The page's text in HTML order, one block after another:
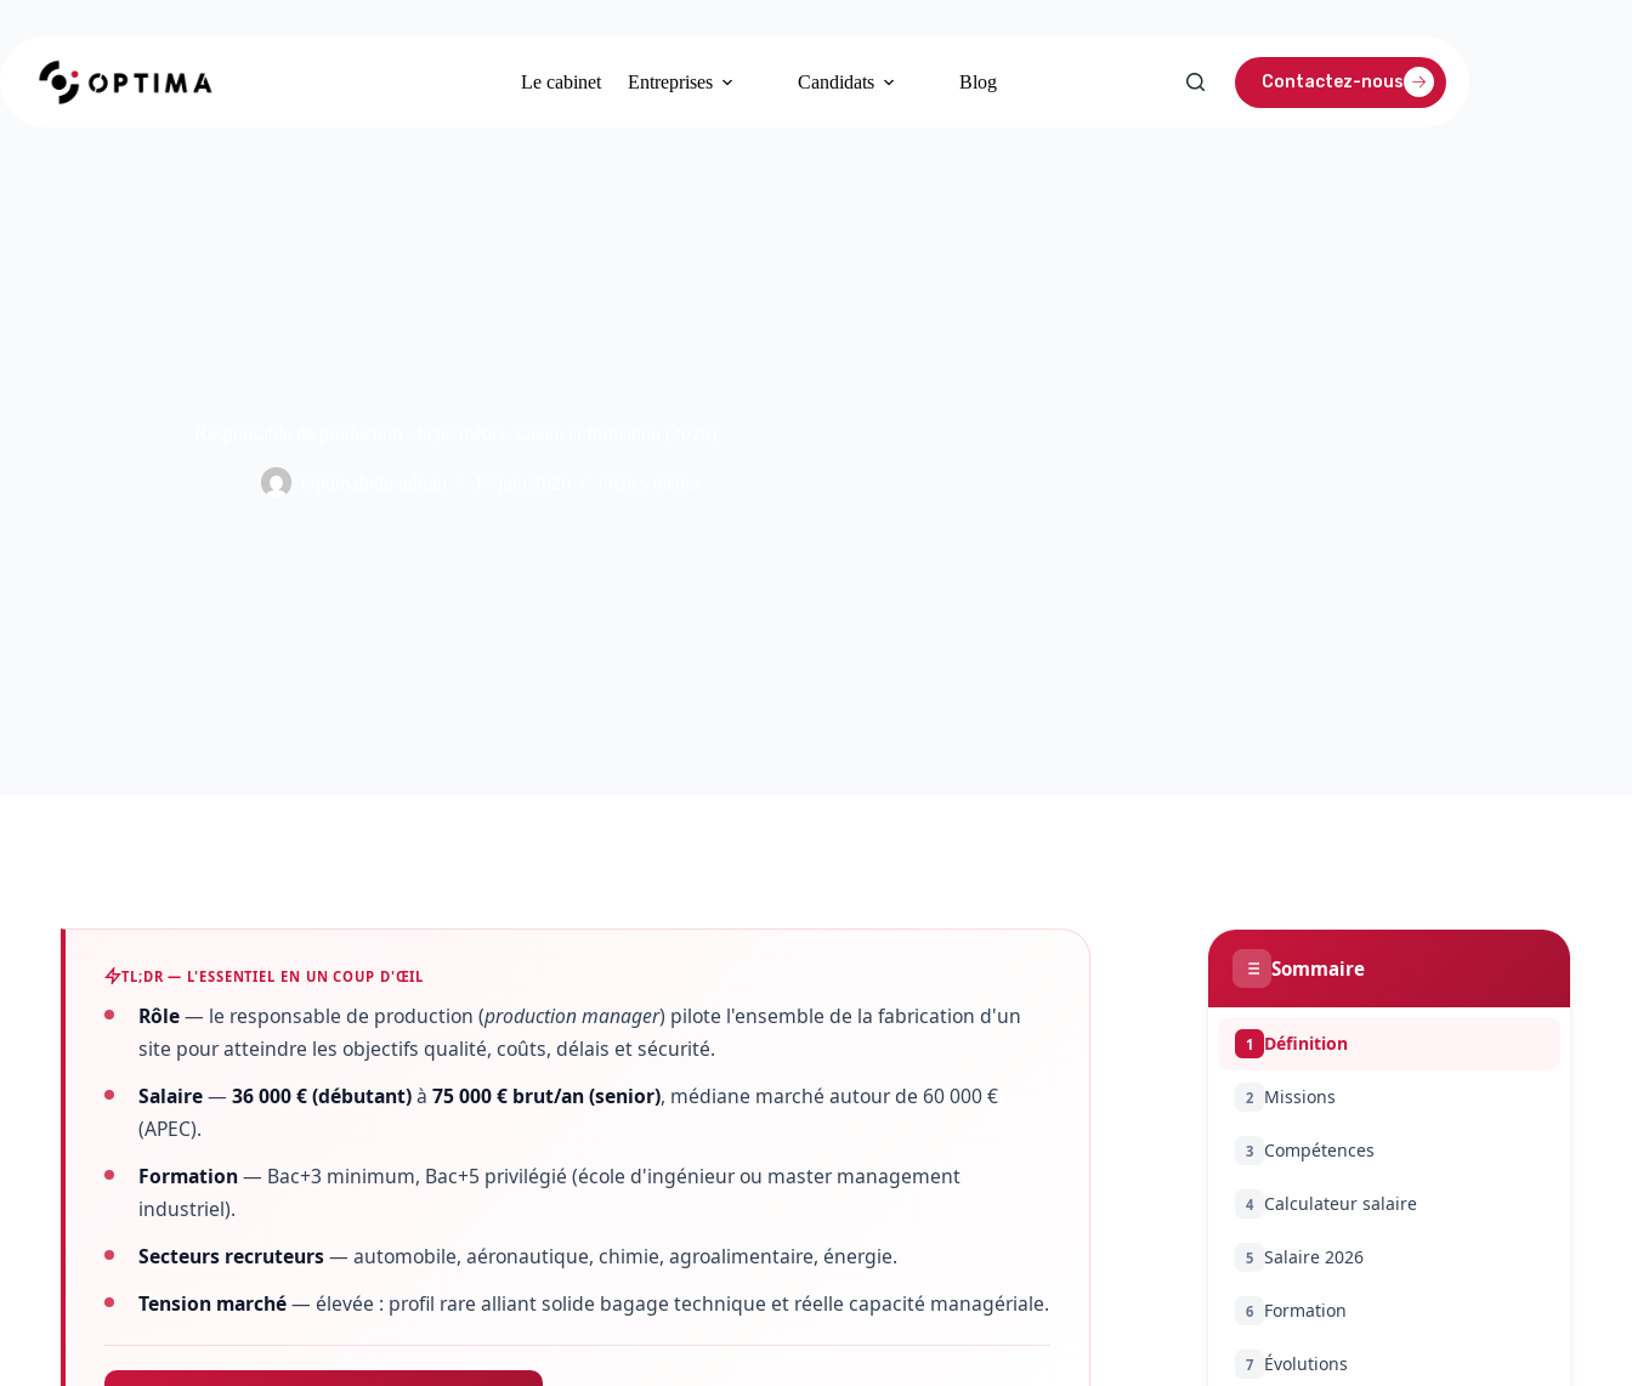
Le cabinet Entreprises Candidats Blog Contactez-nous
TL;DR — L'ESSENTIEL EN UN COUP D'ŒIL
Rôle— le responsable de production (production manager) pilote l'ensemble de la fabrication d'un
site pour atteindre les objectifs qualité, coûts, délais et sécurité.
Salaire— 36 000 € (débutant)à 75 000 € brut/an (senior), médiane marché autour de 60 000 €
(APEC).
Formation— Bac+3 minimum, Bac+5 privilégié (école d'ingénieur ou master management
industriel).
Secteurs recruteurs— automobile, aéronautique, chimie, agroalimentaire, énergie.
Tension marché— élevée : profil rare alliant solide bagage technique et réelle capacité managériale.
Sommaire
1 Définition
2 Missions
3 Compétences
4 Calculateur salaire
5 Salaire 2026
6 Formation
7 Évolutions